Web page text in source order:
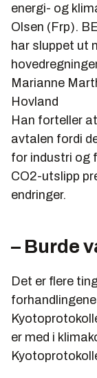
energi- og
Olsen (Frp).
har sluppet ut
Marianne
Hovland
Han forteller
avtalen fordi
for industri og
CO2-utslipp
endringer.
– Burde
Det er flere
er med i